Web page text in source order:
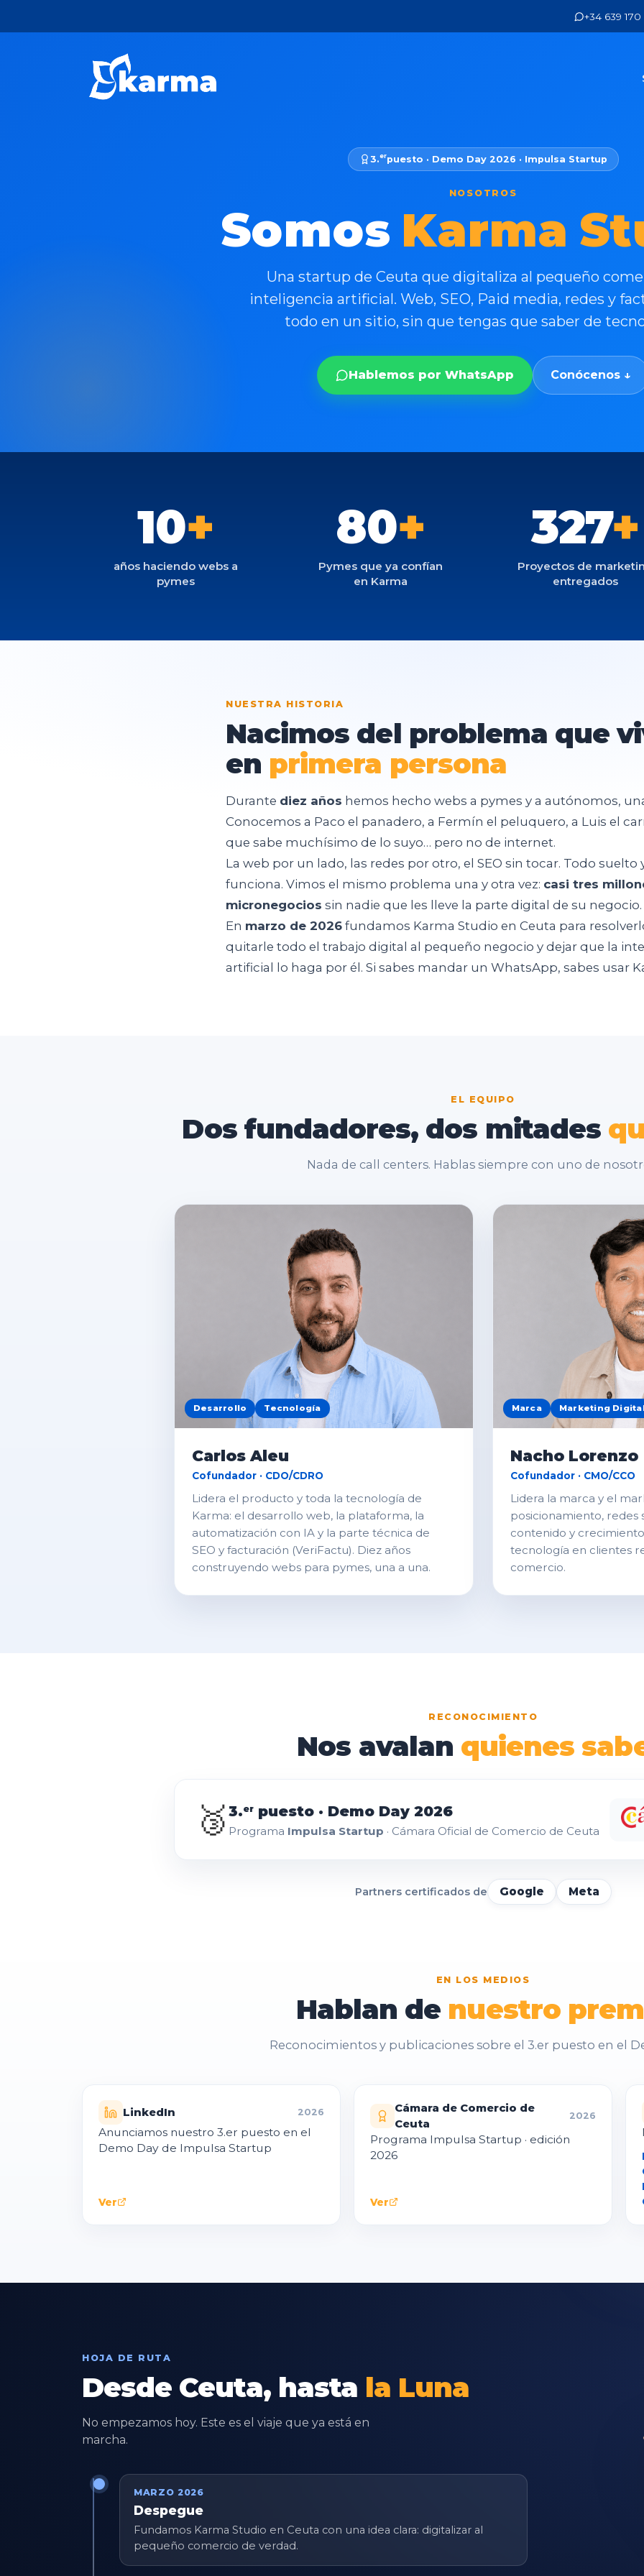
+34 639
3.erpuesto · Demo Day 2026 · Impulsa Startup
NOSOTROS
Somos Karma St
Una startup de Ceuta que digitaliza al pequeño
inteligencia artificial. Web, SEO, Paid media, redes y
todo en un sitio, sin que tengas que saber de
Hablemos por WhatsApp Conócenos ↓
10+
años haciendo webs a
pymes
80+
Pymes que ya confían
en Karma
327+
Proyectos de
entregados
NUESTRA HISTORIA
Nacimos del problema que
en primera persona
Durante diez años hemos hecho webs a pymes y a autónomos,
Conocemos a Paco el panadero, a Fermín el peluquero, a Luis el
que sabe muchísimo de lo suyo… pero no de internet.
La web por un lado, las redes por otro, el SEO sin tocar. Todo suelto
funciona. Vimos el mismo problema una y otra vez: casi tres
micronegocios sin nadie que les lleve la parte digital de su negocio.
En marzo de 2026 fundamos Karma Studio en Ceuta para
quitarle todo el trabajo digital al pequeño negocio y dejar que la
artificial lo haga por él. Si sabes mandar un WhatsApp, sabes usar
EL EQUIPO
Dos fundadores, dos mitades
Nada de call centers. Hablas siempre con uno de
Desarrollo Tecnología
Carlos Aleu
Cofundador · CDO/CDRO
Lidera el producto y toda la tecnología de
Karma: el desarrollo web, la plataforma, la
automatización con IA y la parte técnica de
SEO y facturación (VeriFactu). Diez años
construyendo webs para pymes, una a una.
Marca Marketing
Nacho Lorenzo
Cofundador · CMO/CCO
Lidera la marca y el
posicionamiento, redes
contenido y
tecnología en clientes
comercio.
RECONOCIMIENTO
Nos avalan quienes
🥉 3.erpuesto · Demo Day 2026
Programa Impulsa Startup · Cámara Oficial de Comercio de Ceuta
Partners certificados de Google Meta
EN LOS MEDIOS
Hablan de nuestro
Reconocimientos y publicaciones sobre el 3.er puesto en el
LinkedIn 2026
Anunciamos nuestro 3.er puesto en el
Demo Day de Impulsa Startup
Ver
Cámara de Comercio de
Ceuta
2026
Programa Impulsa Startup · edición
2026
Ver
HOJA DE RUTA
Desde Ceuta, hasta la Luna
No empezamos hoy. Este es el viaje que ya está en
marcha.
MARZO 2026
Despegue
Fundamos Karma Studio en Ceuta con una idea clara: digitalizar al
pequeño comercio de verdad.